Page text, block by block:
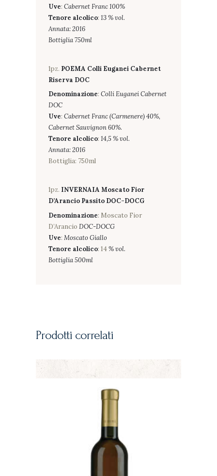
Uve: Cabernet Franc 100%
Tenore alcolico: 13 % vol.
Annata: 2016
Bottiglia 750ml
1pz. POEMA Colli Euganei Cabernet
Riserva DOC
Denominazione: Colli Euganei Cabernet
DOC
Uve: Cabernet Franc (Carmenere) 40%,
Cabernet Sauvignon 60%.
Tenore alcolico: 14,5 % vol.
Annata: 2016
Bottiglia: 750ml
1pz. INVERNAIA Moscato Fior
D’Arancio Passito DOC-DOCG
Denominazione: Moscato Fior
D’Arancio DOC-DOCG
Uve: Moscato Giallo
Tenore alcolico: 14% vol.
Bottiglia 500ml
Prodotti correlati